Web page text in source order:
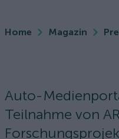
Home Magazin
Auto-
Teilnahme von